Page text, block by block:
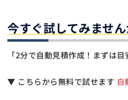
今すぐ試してみません
「2分で自動見積作成！まずは目
▼ こちらから無料で試せます 自